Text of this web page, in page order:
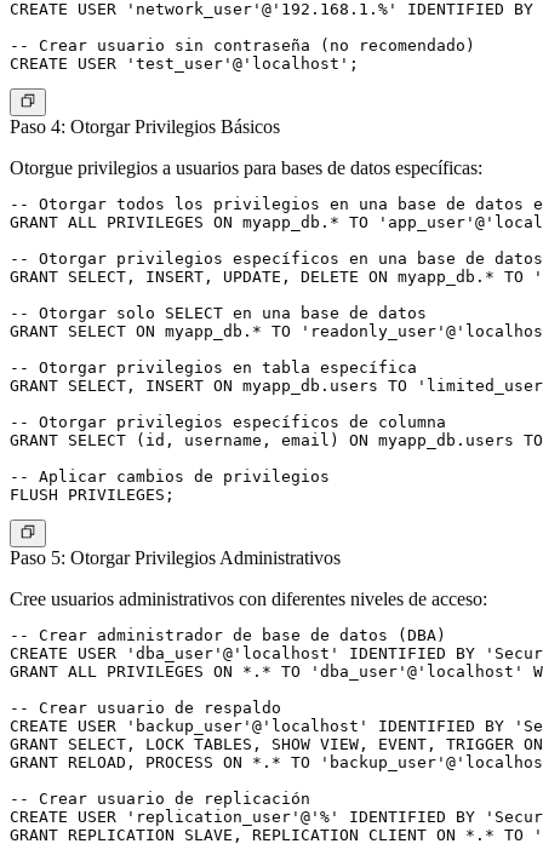
CREATE USER 'network_user'@'192.168.1.%' IDENTIFIED
-- Crear usuario sin contraseña (no recomendado)
Paso 4: Otorgar Privilegios Básicos
Otorgue privilegios a usuarios para bases de datos específicas:
-- Otorgar todos los privilegios en una base de datos
GRANT ALL PRIVILEGES ON myapp_db.* TO
-- Otorgar privilegios específicos en una base de datos
GRANT SELECT, INSERT, UPDATE, DELETE ON myapp_db.*
-- Otorgar solo SELECT en una base de datos
GRANT SELECT ON myapp_db.* TO
-- Otorgar privilegios en tabla específica
GRANT SELECT, INSERT ON myapp_db.users TO
-- Otorgar privilegios específicos de columna
GRANT SELECT (id, username, email) ON
-- Aplicar cambios de privilegios
Paso 5: Otorgar Privilegios Administrativos
Cree usuarios administrativos con diferentes niveles de acceso:
-- Crear administrador de base de datos (DBA)
CREATE USER 'dba_user'@'localhost' IDENTIFIED BY
GRANT ALL PRIVILEGES ON *.* TO 'dba_user'@'localhost'
-- Crear usuario de respaldo
CREATE USER 'backup_user'@'localhost' IDENTIFIED BY
GRANT SELECT, LOCK TABLES, SHOW VIEW, EVENT,
GRANT RELOAD, PROCESS ON *.* TO
-- Crear usuario de replicación
CREATE USER 'replication_user'@'%' IDENTIFIED BY
GRANT REPLICATION SLAVE, REPLICATION CLIENT ON *.*